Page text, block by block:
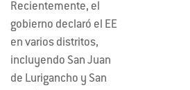
Recientemente, el
gobierno declaró el EE
en varios distritos,
incluyendo San Juan
de Lurigancho y San